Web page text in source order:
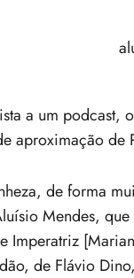
a um
aproximação de
de forma
Mendes,
Imperatriz
de Flávio